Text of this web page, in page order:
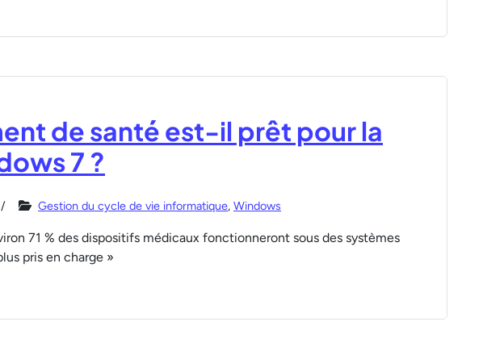
de santé est-il prêt pour la
7 ?
Gestion du cycle de vie informatique, Windows
71 % des dispositifs médicaux fonctionneront sous des systèmes
pris en charge »